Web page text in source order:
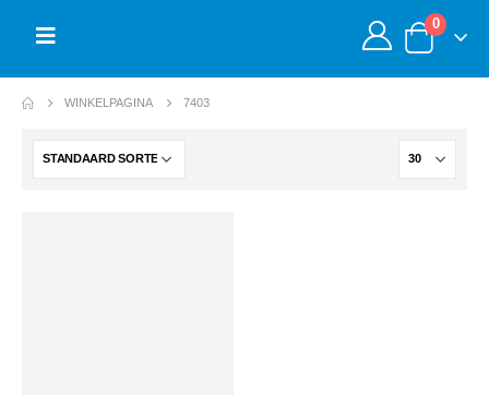
0
WINKELPAGINA 7403